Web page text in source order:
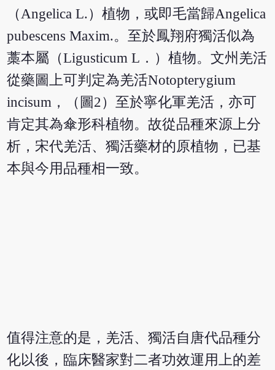
（Angelica L.）植物，或即毛當歸Angelica
pubescens Maxim.。至於鳳翔府獨活似為
藁本屬（Ligusticum L．）植物。文州羌活
從藥圖上可判定為羌活Notopterygium
incisum，（圖2）至於寧化軍羌活，亦可
肯定其為傘形科植物。故從品種來源上分
析，宋代羌活、獨活藥材的原植物，已基
本與今用品種相一致。
值得注意的是，羌活、獨活自唐代品種分
化以後，臨床醫家對二者功效運用上的差